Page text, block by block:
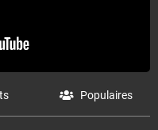
Populaires